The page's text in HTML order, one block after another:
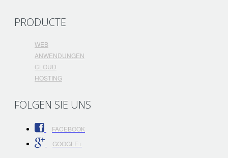
PRODUCTE
WEB
ANWENDUNGEN
CLOUD
HOSTING
FOLGEN SIE UNS
FACEBOOK
GOOGLE+